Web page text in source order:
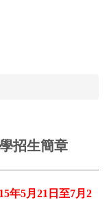
招生簡章
年5月 21 日至7月 2